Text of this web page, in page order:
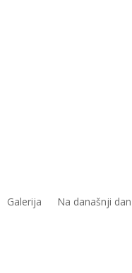
Galerija Na današnji dan